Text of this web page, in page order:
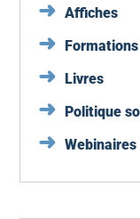
Affiches
Livres
Politique
Webinaires